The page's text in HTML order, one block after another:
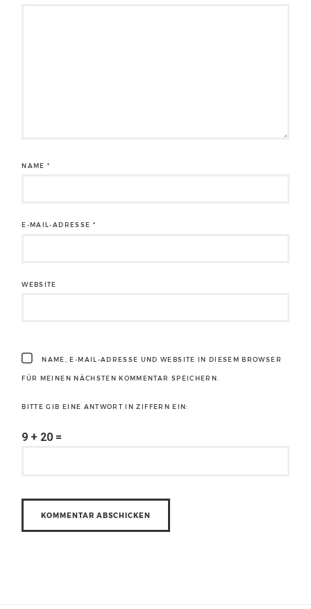
NAME*
E-MAIL-ADRESSE *
WEBSITE
NAME, E-MAIL-ADRESSE UND WEBSITE IN DIESEM BROWSER
FÜR MEINEN NÄCHSTEN KOMMENTAR SPEICHERN.
BITTE GIB EINE ANTWORT IN ZIFFERN EIN:
9 + 20 =